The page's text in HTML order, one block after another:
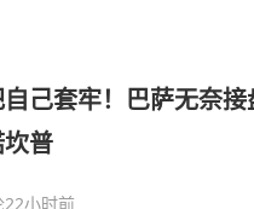
己套牢！巴萨无奈
普
22小时前